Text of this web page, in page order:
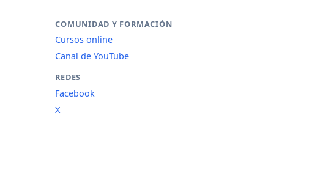
COMUNIDAD Y FORMACIÓN
Cursos online
Canal de YouTube
REDES
Facebook
X